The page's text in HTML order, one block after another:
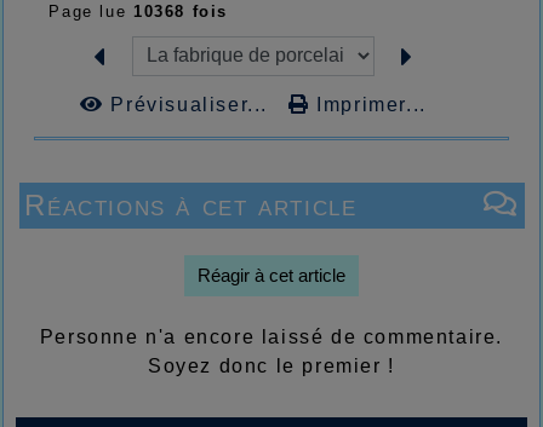
Page lue 10368 fois
Prévisualiser... Imprimer...
Réactions à cet article
Réagir à cet article
Personne n'a encore laissé de commentaire.
Soyez donc le premier !